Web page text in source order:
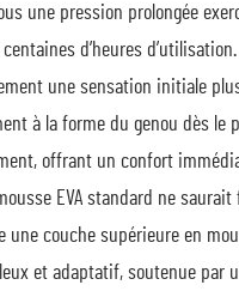
une pression prolongée
d’heures
une sensation initiale
à la forme du genou dès le
offrant un confort
EVA standard ne
une couche supérieure en
et adaptatif, soutenue par